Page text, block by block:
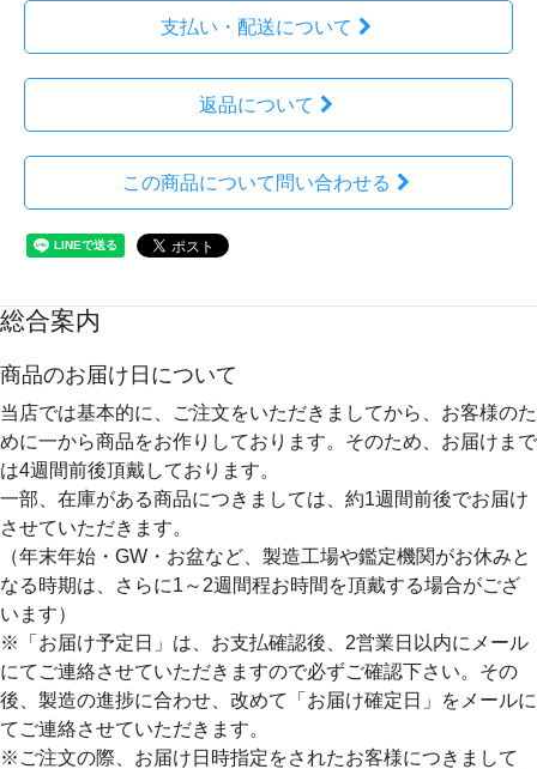
支払い・配送について
返品について
この商品について問い合わせる
総合案内
商品のお届け日について
当店では基本的に、ご注文をいただきましてから、お客様のた
めに一から商品をお作りしております。そのため、 お届けまで
は4週間前後頂戴しております。
一部、在庫がある商品につきましては、約1週間前後でお届け
させていただきます。
（年末年始・GW・お盆など、製造工場や鑑定機関がお休みと
なる時期は、さらに1～2週間程お時間を頂戴する場合がござ
います）
※「お届け予定日」は、お支払確認後、2営業日以内にメール
にてご連絡させていただきますので必ずご確認下さい。その
後、製造の進捗に合わせ、改めて「お届け確定日」をメールに
てご連絡させていただきます。
※ご注文の際、お届け日時指定をされたお客様につきまして